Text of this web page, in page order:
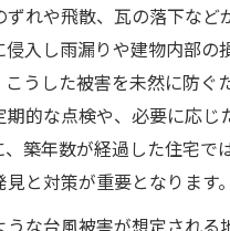
れや飛散、瓦の落下など
侵入し雨漏りや建物内部の
うした被害を未然に防ぐ
期的な点検や、必要に応じ
築年数が経過した住宅で
と対策が重要となります。
な台風被害が想定される